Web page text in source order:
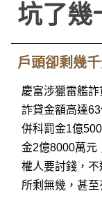
坑了幾
戶頭卻剩幾
慶富涉獵雷艦
詐貸金額高達
併科罰金1億
金2億8000萬元
權人要討錢，
所剩無幾，甚至